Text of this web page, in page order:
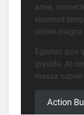
amet,
eiusmod
dolore magna
Egestas quis
gravida. At
massa
Action